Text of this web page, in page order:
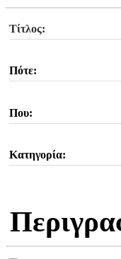
Τίτλος:
Πότε:
Που:
Κατηγορία: